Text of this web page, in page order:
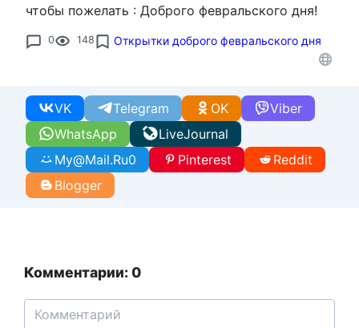
чтобы пожелать : Доброго февральского дня!
0 148 Открытки доброго февральского дня
WhatsApp
VK Telegram Viber
OK
LiveJournal
My@Mail.Ru0 Pinterest
Reddit
Blogger
Комментарии: 0